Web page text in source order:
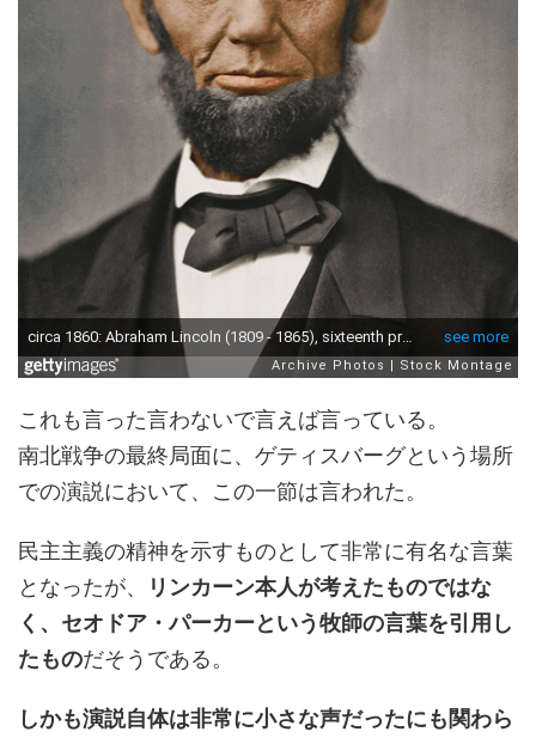
これも言った言わないで言えば言っている。
南北戦争の最終局面に、ゲティスバーグという場所
での演説において、この一節は言われた。
民主主義の精神を示すものとして非常に有名な言葉
となったが、
リンカーン本人が考えたものではな
く、セオドア・パーカーという牧師の言葉を引用し
たものだそうである。
しかも演説自体は非常に小さな声だったにも関わら